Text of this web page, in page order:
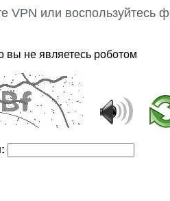
VPN или воспользуйтесь
вы не являетесь роботом